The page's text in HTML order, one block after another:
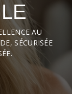
AU
SÉCURISÉE